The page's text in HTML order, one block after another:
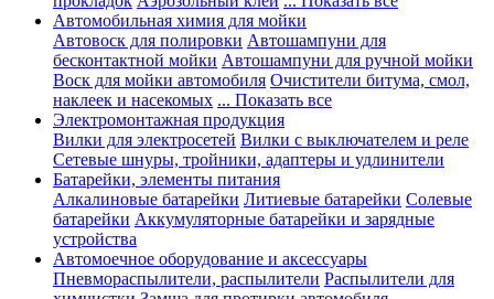
Автомобильная химия для мойки
Автовоск для полировки Автошампуни для
бесконтактной мойки Автошампуни для ручной мойки
Воск для мойки автомобиля Очистители битума, смол,
наклеек и насекомых ... Показать все
Электромонтажная продукция
Вилки для электросетей Вилки с выключателем и реле
Сетевые шнуры, тройники, адаптеры и удлинители
Батарейки, элементы питания
Алкалиновые батарейки Литиевые батарейки Солевые
батарейки Аккумуляторные батарейки и зарядные
устройства
Автомоечное оборудование и аксессуары
Пневмораспылители, распылители Распылители для